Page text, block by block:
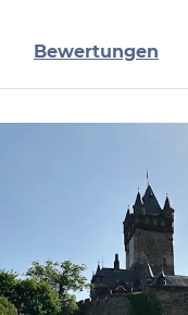
Bewertungen